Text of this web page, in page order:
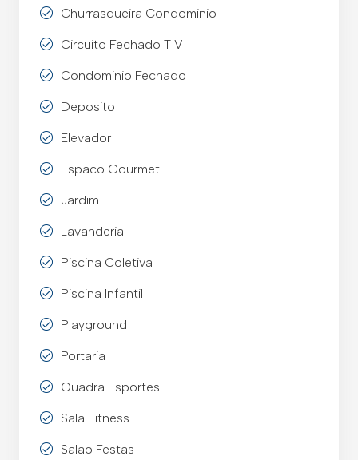
Churrasqueira Condominio
Circuito Fechado T V
Condominio Fechado
Deposito
Elevador
Espaco Gourmet
Jardim
Lavanderia
Piscina Coletiva
Piscina Infantil
Playground
Portaria
Quadra Esportes
Sala Fitness
Salao Festas